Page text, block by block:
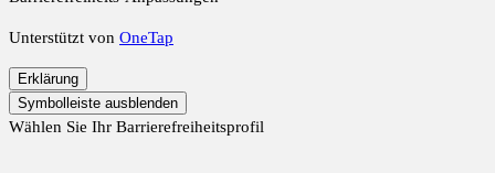
Unterstützt von OneTap
Erklärung
Symbolleiste ausblenden
Wählen Sie Ihr Barrierefreiheitsprofil